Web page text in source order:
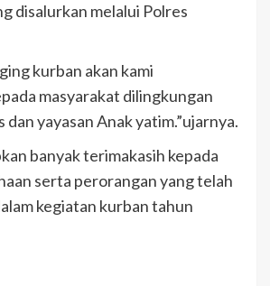
disalurkan melalui Polres
kurban akan kami
masyarakat dilingkungan
dan yayasan Anak yatim.”ujarnya.
banyak terimakasih kepada
serta perorangan yang telah
kegiatan kurban tahun